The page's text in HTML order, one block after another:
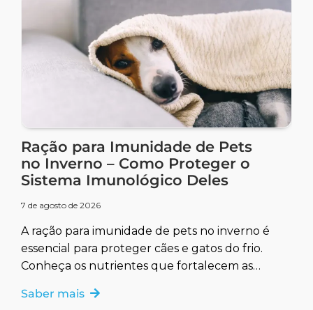
Ração para Imunidade de Pets
no Inverno – Como Proteger o
Sistema Imunológico Deles
7 de agosto de 2026
A ração para imunidade de pets no inverno é
essencial para proteger cães e gatos do frio.
Conheça os nutrientes que fortalecem as
Saber mais